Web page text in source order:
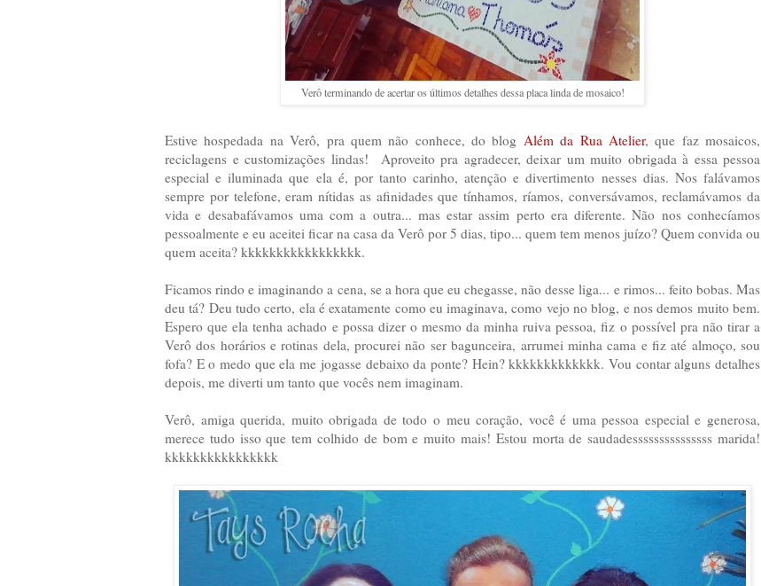
Verô terminando de acertar os últimos detalhes dessa placa linda de mosaico!
Estive hospedada na Verô, pra quem não conhece, do blog Além da Rua Atelier, que faz mosaicos,
reciclagens e customizações lindas! Aproveito pra agradecer, deixar um muito obrigada à essa pessoa
especial e iluminada que ela é, por tanto carinho, atenção e divertimento nesses dias. Nos falávamos
sempre por telefone, eram nítidas as afinidades que tínhamos, ríamos, conversávamos, reclamávamos da
vida e desabafávamos uma com a outra... mas estar assim perto era diferente. Não nos conhecíamos
pessoalmente e eu aceitei ficar na casa da Verô por 5 dias, tipo... quem tem menos juízo? Quem convida ou
quem aceita? kkkkkkkkkkkkkkkkk.
Ficamos rindo e imaginando a cena, se a hora que eu chegasse, não desse liga... e rimos... feito bobas. Mas
deu tá? Deu tudo certo, ela é exatamente como eu imaginava, como vejo no blog, e nos demos muito bem.
Espero que ela tenha achado e possa dizer o mesmo da minha ruiva pessoa, fiz o possível pra não tirar a
Verô dos horários e rotinas dela, procurei não ser bagunceira, arrumei minha cama e fiz até almoço, sou
fofa? E o medo que ela me jogasse debaixo da ponte? Hein? kkkkkkkkkkkkk. Vou contar alguns detalhes
depois, me diverti um tanto que vocês nem imaginam.
Verô, amiga querida, muito obrigada de todo o meu coração, você é uma pessoa especial e generosa,
merece tudo isso que tem colhido de bom e muito mais! Estou morta de saudadesssssssssssssss marida!
kkkkkkkkkkkkkkkk